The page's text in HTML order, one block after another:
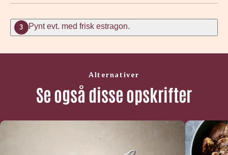
3 Pynt evt. med frisk estragon.
Alternativer
Se også disse opskrifter